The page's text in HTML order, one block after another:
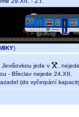
)
jede v
,
- Břeclav nejede 24.XII.
(do vyčerpání